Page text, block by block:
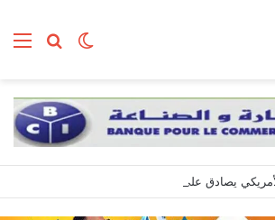
بحث الوضع
يصادق على تعيين تود بلانش وزيرا للعدل